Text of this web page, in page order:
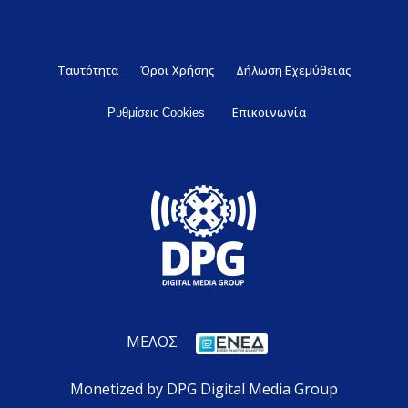
Ταυτότητα Όροι Χρήσης Δήλωση Εχεμύθειας
Ρυθμίσεις Cookies Επικοινωνία
ΜΕΛΟΣ
Monetized by DPG Digital Media Group